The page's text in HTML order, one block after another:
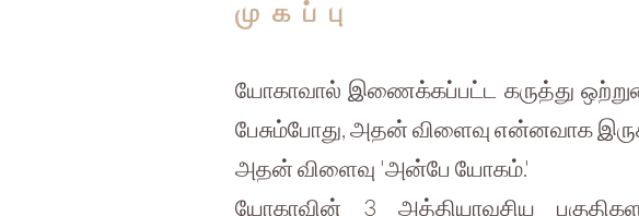
​முகப்பு
யோகாவால் இணைக்கப்பட்ட கருத்து
பேசும்போது, ​​அதன் விளைவு என்னவாக
அதன் விளைவு 'அன்பே யோகம்.'
யோகாவின் 3 அத்தியாவசிய